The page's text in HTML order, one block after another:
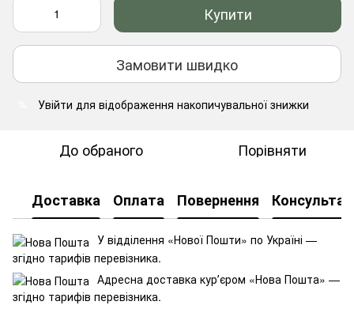
Купити
Замовити швидко
Увійти для відображення накопичувальної знижки
До обраного Порівняти
Доставка Оплата Повернення
У відділення «Нової Пошти» по Україні —
згідно тарифів перевізника.
Адресна доставка курʼєром «Нова Пошта» —
згідно тарифів перевізника.